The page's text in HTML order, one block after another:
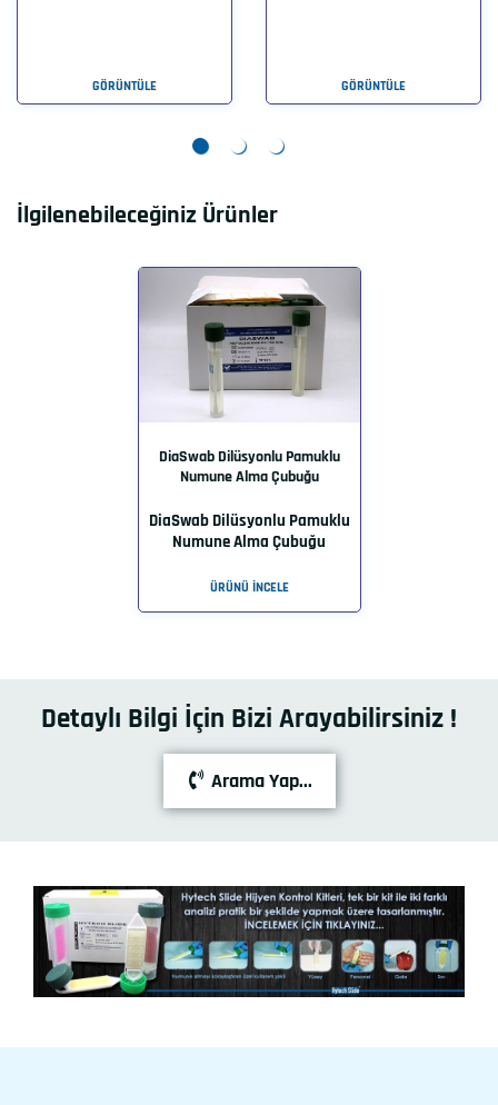
GÖRÜNTÜLE GÖRÜNTÜLE
İlgilenebileceğiniz Ürünler
DiaSwab Dilüsyonlu Pamuklu
Numune Alma Çubuğu
DiaSwab Dilüsyonlu Pamuklu
Numune Alma Çubuğu
ÜRÜNÜ İNCELE
Detaylı Bilgi İçin Bizi Arayabilirsiniz !
Arama Yap...